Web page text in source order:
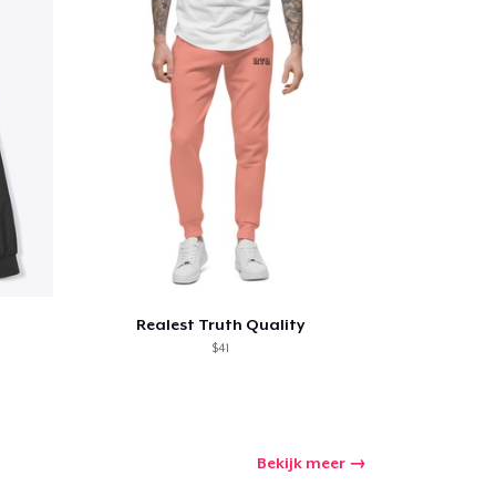
Realest Truth Quality
$41
Bekijk meer
Aantal